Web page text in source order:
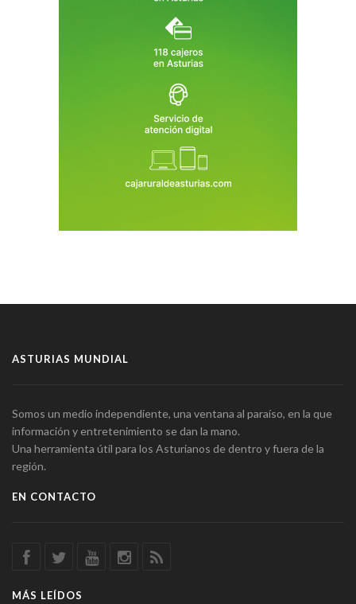
ASTURIAS MUNDIAL
Somos un medio independiente, una ventana al paraíso, en la que
información y entretenimiento se dan la mano.
Una herramienta útil para los Asturianos de dentro y fuera de la
región.
EN CONTACTO
MÁS LEÍDOS